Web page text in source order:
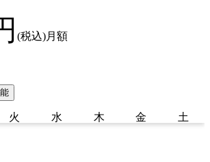
(税込)月額
火 水 木 金 土